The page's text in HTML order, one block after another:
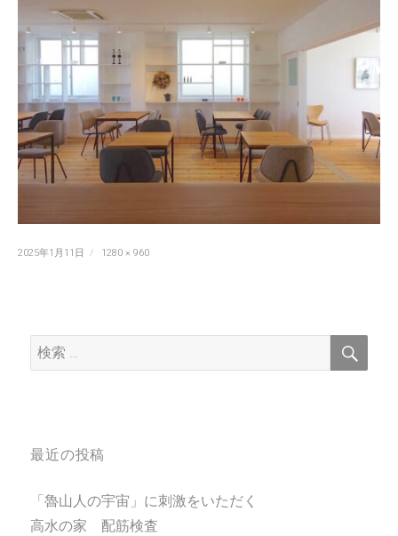
投
2025年1月11日
フ
1280 × 960
検
索:
検
最近の投稿
「魯山人の宇宙」に刺激をいただく
高水の家 配筋検査